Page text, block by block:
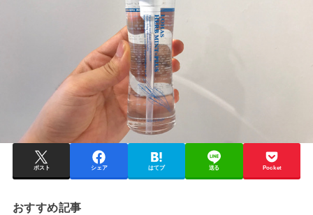
ポスト シェア はてブ 送る Pocket
おすすめ記事